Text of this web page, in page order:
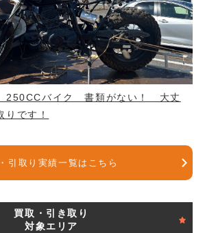
バイク 書類がない！ 大丈
です！
引取り実績一覧はこちら
買取・引き取り
対象エリア